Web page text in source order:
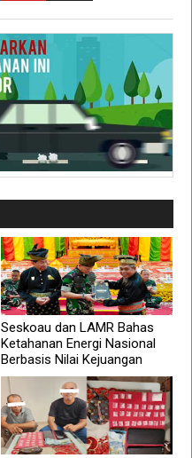
Seskoau dan LAMR Bahas
Ketahanan Energi Nasional
Berbasis Nilai Kejuangan